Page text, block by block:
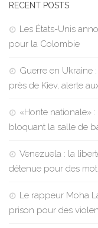
RECENT POSTS
Les États-Unis
pour la Colombie
Guerre en Ukraine
près de Kiev, alerte
«Honte nationale»
bloquant la salle de
Venezuela : la
détenue pour des
Le rappeur Moha
prison pour des